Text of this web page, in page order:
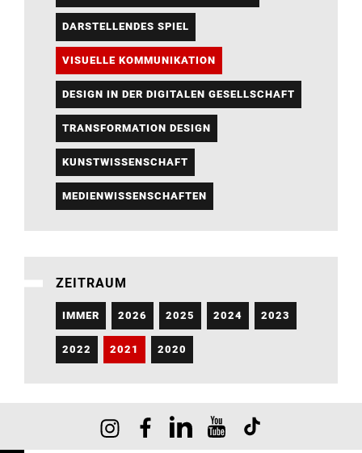
DARSTELLENDES SPIEL
VISUELLE KOMMUNIKATION
DESIGN IN DER DIGITALEN GESELLSCHAFT
TRANSFORMATION DESIGN
KUNSTWISSENSCHAFT
MEDIENWISSENSCHAFTEN
ZEITRAUM
IMMER 2026 2025 2024 2023
2022 2021 2020